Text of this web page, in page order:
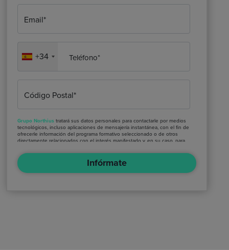
Email*
+34 Teléfono*
Código Postal*
Grupo Northius tratará sus datos personales para contactarle por medios
tecnológicos, incluso aplicaciones de mensajería instantánea, con el fin de
ofrecerle información del programa formativo seleccionado o de otros
directamente relacionados con el interés manifestado y, en su caso, para
las empresas que conforman elGrupo Northius, con el objeto de que
estas puedan hacerle llegar la mejor oferta de productos y servicios
de acuerdo a su petición. Quedan reconocidos los derechos de acceso,
rectificación, supresión, oposición, limitación, tal y como se explica en la
Infórmate